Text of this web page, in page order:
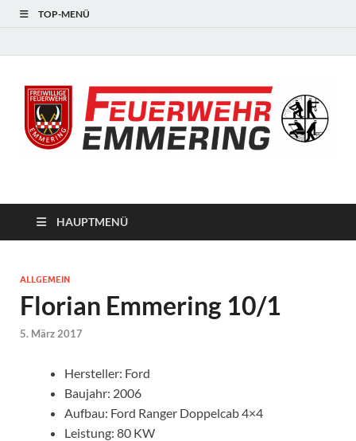
TOP-MENÜ
HAUPTMENÜ
ALLGEMEIN
Florian Emmering 10/1
5. März 2017
Hersteller: Ford
Baujahr: 2006
Aufbau: Ford Ranger Doppelcab 4×4
Leistung: 80 KW